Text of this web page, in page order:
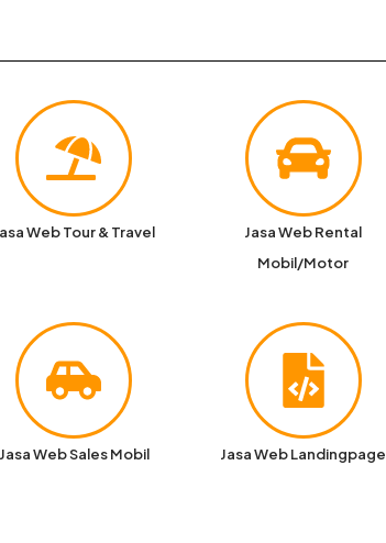
Web Tour & Travel
Jasa Web Rental
Mobil/Motor
Jasa Web Sales Mobil Jasa Web Landingpage